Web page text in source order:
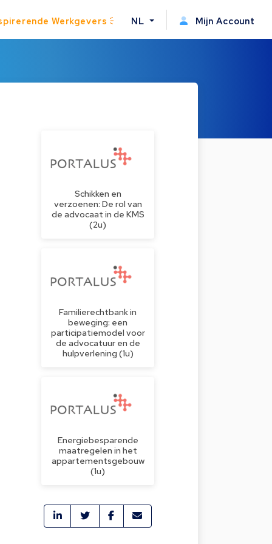
Werkgevers NL Mijn Account
Schikken en
verzoenen: De rol van
de advocaat in de KMS
(2u)
Familierechtbank in
beweging: een
participatiemodel voor
de advocatuur en de
hulpverlening (1u)
Energiebesparende
maatregelen in het
appartementsgebouw
(1u)